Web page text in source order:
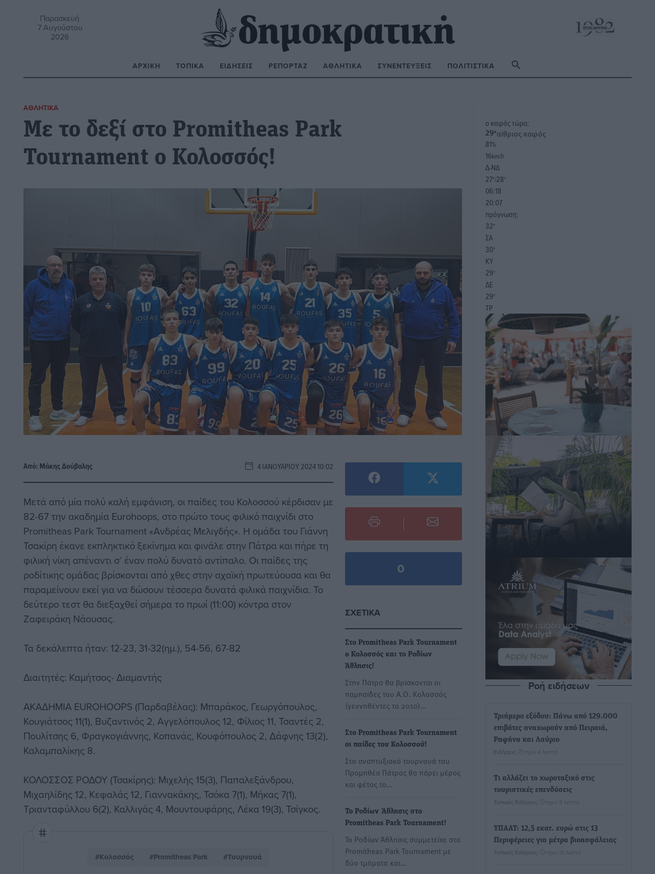
Παρασκευή
7 Αυγούστου
2026
ΑΡΧΙΚΉ ΤΟΠΙΚΆ ΕΙΔΉΣΕΙΣ ΡΕΠΟΡΤΆΖ ΑΘΛΗΤΙΚΆ ΣΥΝΕΝΤΕΎΞΕΙΣ ΠΟΛΙΤΙΣΤΙΚΆ
ΑΘΛΗΤΙΚΆ
Με το δεξί στο Promitheas Park
Tournament ο Κολοσσός!
Από: Μάκης Δούβαλης 4 ΙΑΝΟΥΑΡΊΟΥ 2024 10:02
Μετά από μία πολύ καλή εμφάνιση, οι παίδες του Κολοσσού κέρδισαν με
82-67 την ακαδημία Eurohoops, στο πρώτο τους φιλικό παιχνίδι στο
Promitheas Park Tournament «Ανδρέας Μελιγδής». Η ομάδα του Γιάννη
Τσακίρη έκανε εκπληκτικό ξεκίνημα και φινάλε στην Πάτρα και πήρε τη
φιλική νίκη απέναντι σ’ έναν πολύ δυνατό αντίπαλο. Οι παίδες της
ροδίτικης ομάδας βρίσκονται από χθες στην αχαϊκή πρωτεύουσα και θα
παραμείνουν εκεί για να δώσουν τέσσερα δυνατά φιλικά παιχνίδια. Το
δεύτερο τεστ θα διεξαχθεί σήμερα το πρωί (11:00) κόντρα στον
Ζαφειράκη Νάουσας.
Τα δεκάλεπτα ήταν: 12-23, 31-32(ημ.), 54-56, 67-82
Διαιτητές: Καμήτσος- Διαμαντής
ΑΚΑΔΗΜΙΑ EUROHOOPS (Παρδαβέλας): Μπαράκος, Γεωργόπουλος,
Κουγιάτσος 11(1), Βυζαντινός 2, Αγγελόπουλος 12, Φίλιος 11, Τσαντές 2,
Πουλίτσης 6, Φραγκογιάννης, Κοπανάς, Κουφόπουλος 2, Δάφνης 13(2),
Καλαμπαλίκης 8.
ΚΟΛΟΣΣΟΣ ΡΟΔΟΥ (Τσακίρης): Μιχελής 15(3), Παπαλεξάνδρου,
Μιχαηλίδης 12, Κεφαλάς 12, Γιαννακάκης, Τσόκα 7(1), Μήκας 7(1),
Τριανταφύλλου 6(2), Καλλιγάς 4, Μουντουφάρης, Λέκα 19(3), Τσίγκος.
#Κολοσσός #Promitheas Park #Τουρνουά
0
ΣΧΕΤΙΚΆ
Στο Promitheas Park Tournament
ο Κολοσσός και το Ροδίων
Άθλησις!
Στην Πάτρα θα βρίσκονται οι
παμπαίδες του Α.Ο. Κολοσσός
(γεννηθέντες το 2010)…
Στο Promitheas Park Tournament
οι παίδες του Κολοσσού!
Στο αναπτυξιακό τουρνουά του
Προμηθέα Πάτρας θα πάρει μέρος
και φέτος το…
Το Ροδίων Άθλησις στο
Promitheas Park Tournament!
Το Ροδίων Άθλησις συμμετείχε στο
Promitheas Park Tournament με
δύο τμήματα και…
o καιρός τώρα:
29°αίθριος καιρός
81%
16km/h
Δ-ΝΔ
27°/28°
06:18
20:07
πρόγνωση:
32°
ΣΑ
30°
ΚΥ
29°
ΔΕ
29°
ΤΡ
Ροή ειδήσεων
Τριήμερο εξόδου: Πάνω από 129.000
επιβάτες αναχωρούν από Πειραιά,
Ραφήνα και Λαύριο
Ειδήσεις πριν 4 λεπτά
Τι αλλάζει το χωροταξικό στις
τουριστικές επενδύσεις
Τοπικές Ειδήσεις πριν 9 λεπτά
ΥΠΑΑΤ: 12,5 εκατ. ευρώ στις 13
Περιφέρειες για μέτρα βιοασφάλειας
Τοπικές Ειδήσεις πριν 31 λεπτά